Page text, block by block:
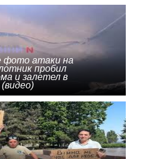
фото атаки на
пробил
и залетел в